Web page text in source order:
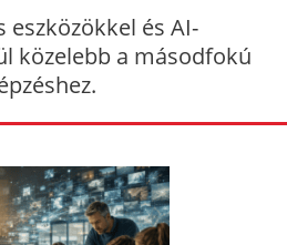
eszközökkel és AI-
közelebb a másodfokú